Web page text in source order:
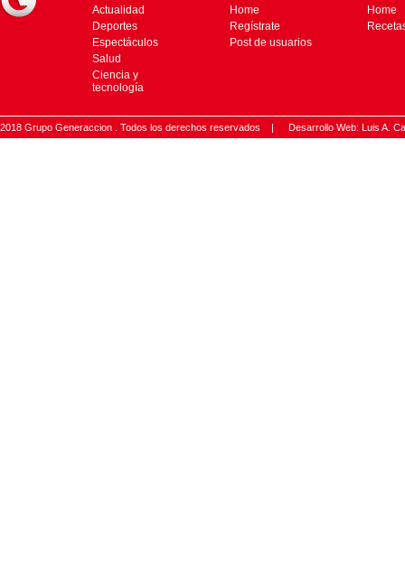
Actualidad
Deportes
Espectáculos
Salud
Ciencia y
tecnología
Home
Regístrate
Post de usuarios
Home
2018 Grupo Generaccion . Todos los derechos reservados | Desarrollo Web: Luis